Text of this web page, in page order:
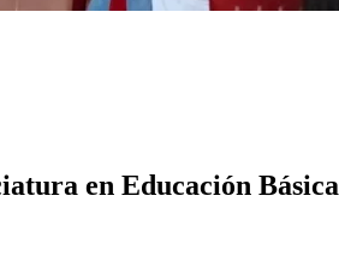
en Educación Básica